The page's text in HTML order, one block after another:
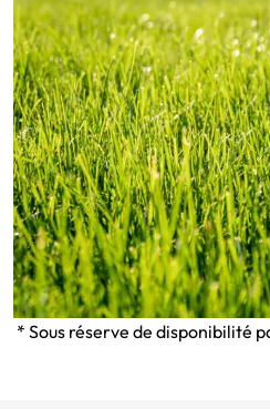
* Sous réserve de disponibilité